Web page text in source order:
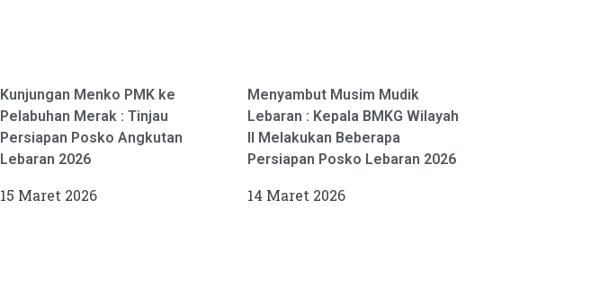
Kunjungan Menko PMK ke
Pelabuhan Merak : Tinjau
Persiapan Posko Angkutan
Lebaran 2026
15 Maret 2026
Menyambut Musim Mudik
Lebaran : Kepala BMKG Wilayah
II Melakukan Beberapa
Persiapan Posko Lebaran 2026
14 Maret 2026